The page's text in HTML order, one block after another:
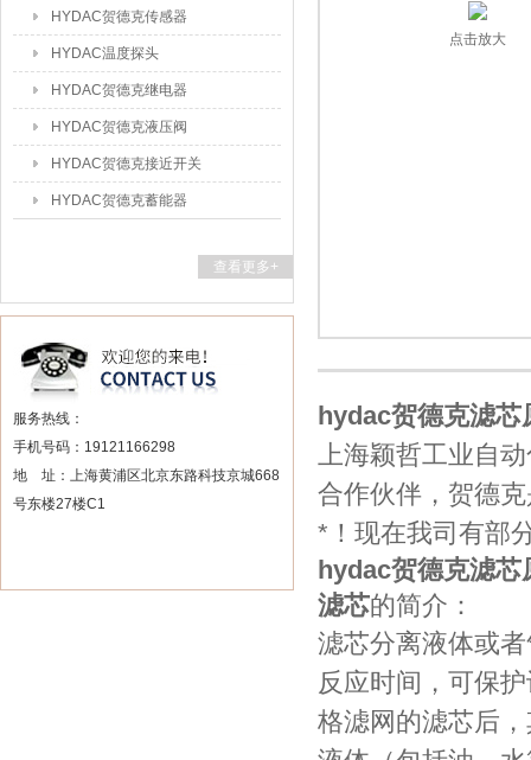
HYDAC贺德克传感器
HYDAC温度探头
HYDAC贺德克继电器
HYDAC贺德克液压阀
HYDAC贺德克接近开关
HYDAC贺德克蓄能器
查看更多+
服务热线：
手机号码：19121166298
地 址：上海黄浦区北京东路科技京城668
号东楼27楼C1
点击放大
hydac贺德克滤芯
上海颖哲工业自
合作伙伴，贺德
*！现在我司有部
hydac贺德克滤芯
滤芯的简介：
滤芯分离液体或
反应时间，可保
格滤网的滤芯后